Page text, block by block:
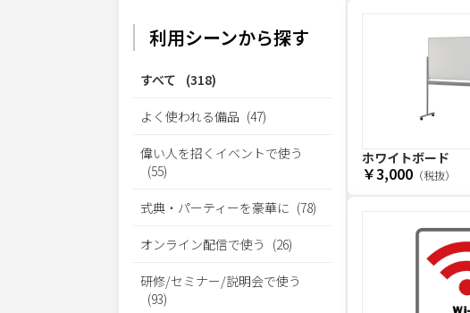
利用シーンから探す
すべて (318)
よく使われる備品 (47)
偉い人を招くイベントで使う
(55)
式典・パーティーを豪華に (78)
オンライン配信で使う (26)
研修/セミナー/説明会で使う
(93)
ホワイトボード
￥3,000 （税抜）